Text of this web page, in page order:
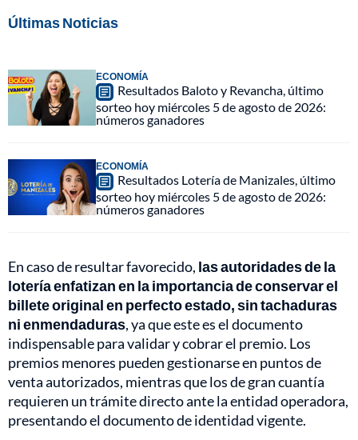
Últimas Noticias
ECONOMÍA
Resultados Baloto y Revancha, último
sorteo hoy miércoles 5 de agosto de 2026:
números ganadores
ECONOMÍA
Resultados Lotería de Manizales, último
sorteo hoy miércoles 5 de agosto de 2026:
números ganadores
En caso de resultar favorecido, las autoridades de la
lotería enfatizan en la importancia de conservar el
billete original en perfecto estado, sin tachaduras
ni enmendaduras, ya que este es el documento
indispensable para validar y cobrar el premio. Los
premios menores pueden gestionarse en puntos de
venta autorizados, mientras que los de gran cuantía
requieren un trámite directo ante la entidad operadora,
presentando el documento de identidad vigente.